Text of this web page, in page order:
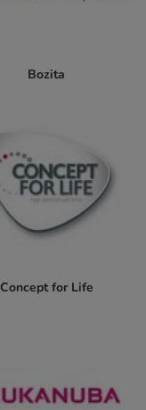
Bozita
Concept for Life